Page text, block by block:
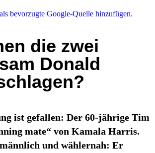
bevorzugte Google-Quelle hinzufügen.
die zwei
Donald
ist gefallen: Der 60-jährige Tim
mate“ von Kamala Harris.
und wählernah: Er